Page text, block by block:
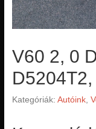
V60 2, 0
Kategóriák: Autóink,